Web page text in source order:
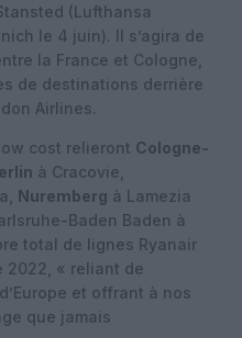
(Lufthansa
le 4 juin). Il s’agira de
la France et Cologne,
de destinations derrière
Airlines.
cost relieront Cologne-
à Cracovie,
Nuremberg à Lamezia
Baden Baden à
total de lignes Ryanair
2022, « reliant de
et offrant à nos
que jamais